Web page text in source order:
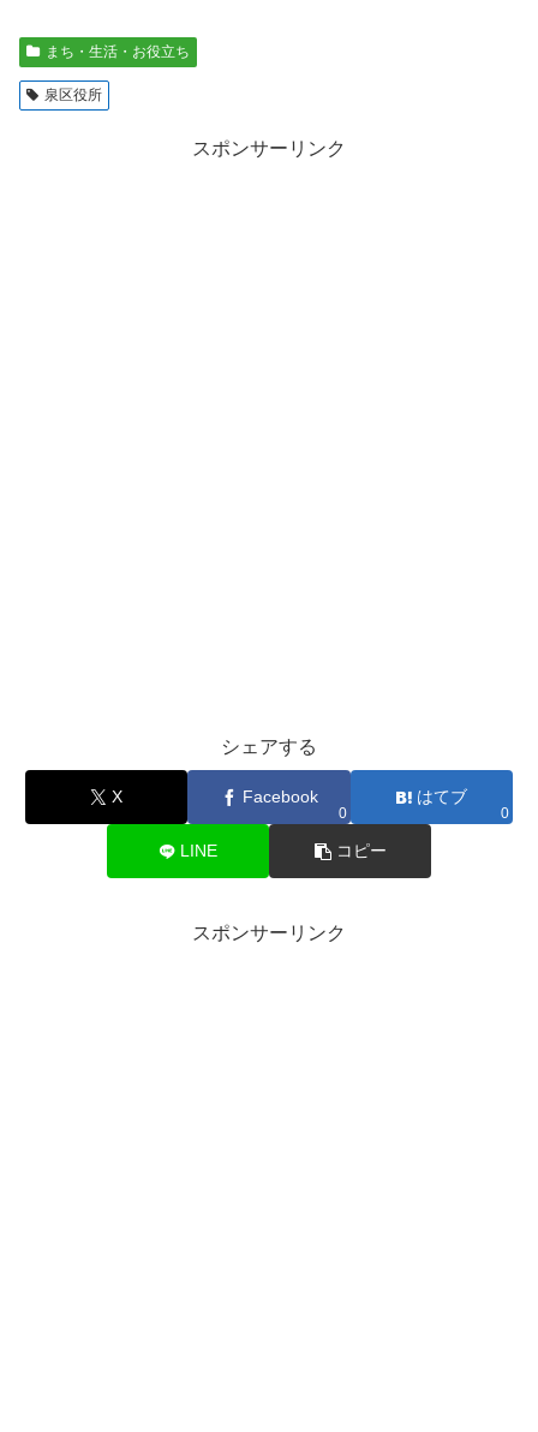
まち・生活・お役立ち
泉区役所
スポンサーリンク
シェアする
X Facebook
0
はてブ
0
LINE コピー
スポンサーリンク